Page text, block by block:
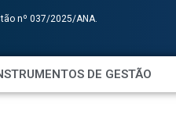
nº 037/2025/ANA.
DE GESTÃO